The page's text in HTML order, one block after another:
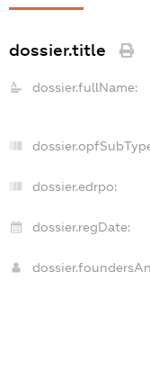
dossier.title
dossier.fullName:
dossier.edrpo:
dossier.regDate: